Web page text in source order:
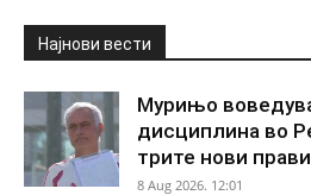
Најнови вести
Мурињо
дисциплина во
трите нови
8 Aug 2026. 12:01